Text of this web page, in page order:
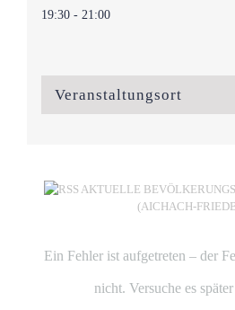
19:30 - 21:00
Veranstaltungsort
AKTUELLE
(AICHACH-
Ein Fehler ist aufgetreten – der
nicht. Versuche es